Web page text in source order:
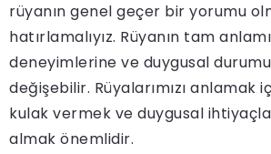
rüyanın genel geçer bir yorumu
hatırlamalıyız. Rüyanın tam
deneyimlerine ve duygusal
değişebilir. Rüyalarımızı anlamak
kulak vermek ve duygusal
almak önemlidir.